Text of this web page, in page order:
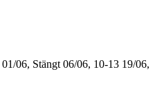
01/06, Stängt 06/06, 10-13 19/06,